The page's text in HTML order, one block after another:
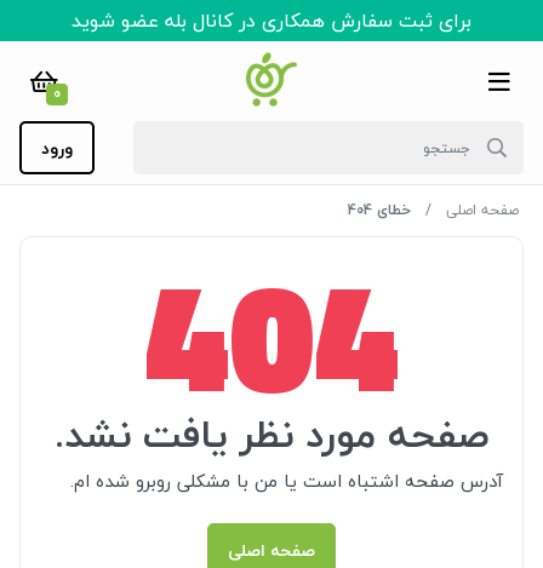
برای ثبت سفارش همکاری در کانال بله عضو شوید
0
ورود
صفحه اصلی خطای 404
404
صفحه مورد نظر یافت نشد.
آدرس صفحه اشتباه است یا من با مشکلی روبرو شده ام.
صفحه اصلی